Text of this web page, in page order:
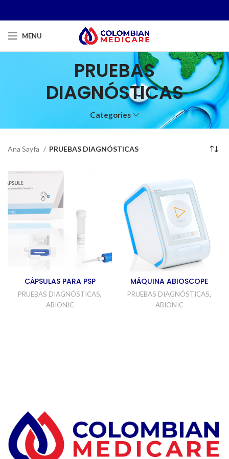
MENU
PRUEBAS
DIAGNÓSTICAS
Categories
Ana Sayfa PRUEBAS DIAGNÓSTICAS
CÁPSULAS PARA PSP
PRUEBAS DIAGNÓSTICAS,
ABIONIC
MÁQUINA ABIOSCOPE
PRUEBAS DIAGNÓSTICAS,
ABIONIC